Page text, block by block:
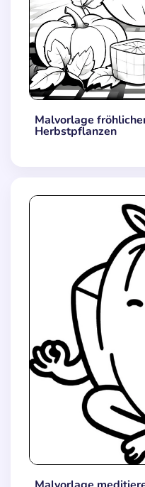
Malvorlage
Herbstpflanzen